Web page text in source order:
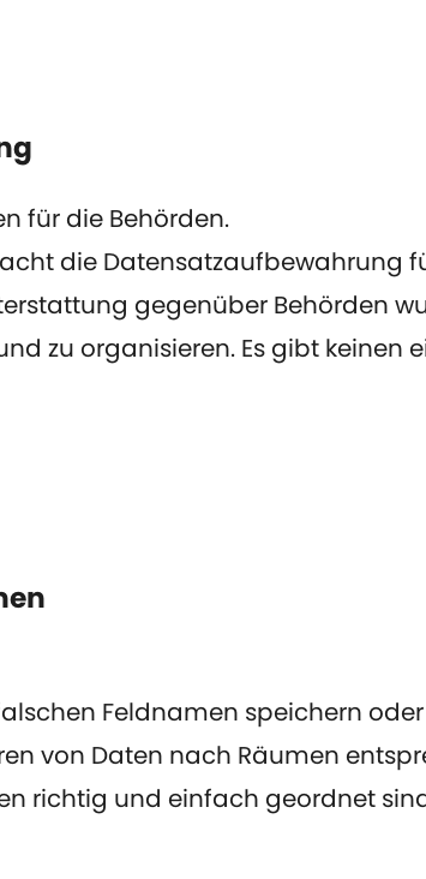
für die Behörden.
die Datensatzaufbewahrung
gegenüber Behörden
zu organisieren. Es gibt keinen
Feldnamen speichern
von Daten nach Räumen
richtig und einfach geordnet